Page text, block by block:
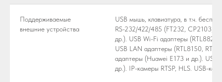
Поддерживаемые
внешние устройства
USB мышь, клавиатура, в т.ч.
RS-232/422/485 (FT232, CP2103,
др.). USB Wi-Fi адаптеры
USB LAN адаптеры (RTL8150,
адаптеры (Huawei E173 и др.). USB
др.). IP-камеры RTSP, HLS. USB-